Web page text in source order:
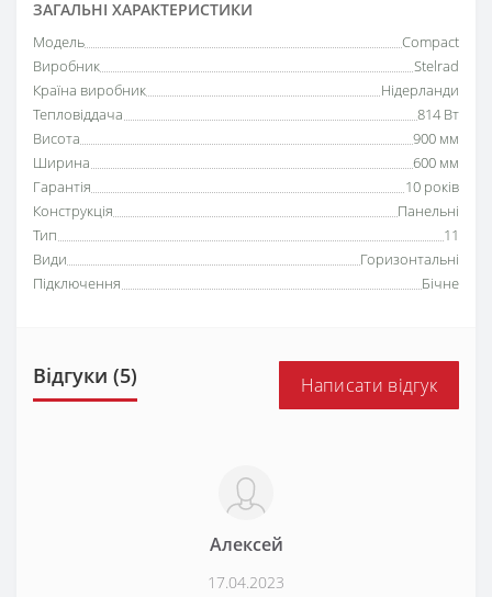
ЗАГАЛЬНІ ХАРАКТЕРИСТИКИ
Модель
Compact
Виробник
Stelrad
Країна виробник
Нідерланди
Тепловіддача
814 Вт
Висота
900 мм
Ширина
600 мм
Гарантія
10 років
Конструкція
Панельні
Тип
11
Види
Горизонтальні
Підключення
Бічне
Відгуки (5) Написати відгук
Алексей
17.04.2023